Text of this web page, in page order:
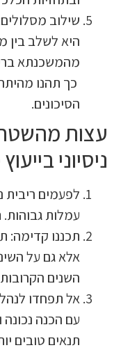
מסלולים: אחת
לשלב בין
בריבית
תהנו מהיתרונות
מהשטח –
בייעוץ
ריבית נמוכה
גבוהות.
קדימה: תחשבו
הקרובות.
תפחדו לנהל משא
הכנה נכונה והבנה
טובים יותר.